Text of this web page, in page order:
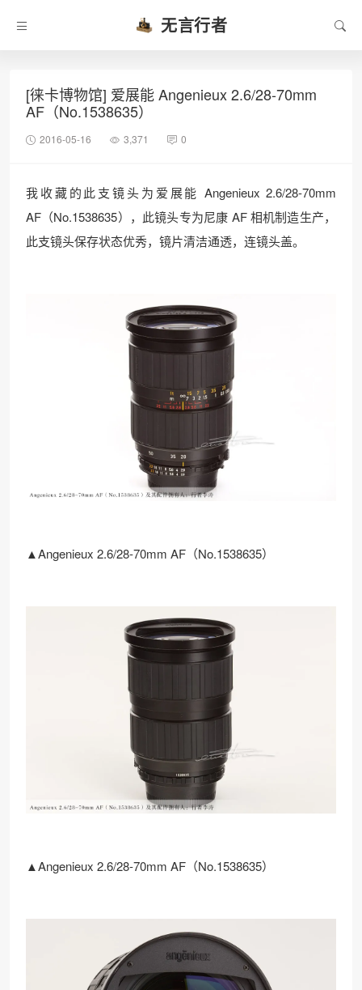
无言行者
[徕卡博物馆] 爱展能 Angenieux 2.6/28-70mm
AF（No.1538635）
2016-05-16 3,371 0
我收藏的此支镜头为爱展能 Angenieux 2.6/28-70mm
AF（No.1538635），此镜头专为尼康 AF 相机制造生产，
此支镜头保存状态优秀，镜片清洁通透，连镜头盖。
▲Angenieux 2.6/28-70mm AF（No.1538635）
▲Angenieux 2.6/28-70mm AF（No.1538635）